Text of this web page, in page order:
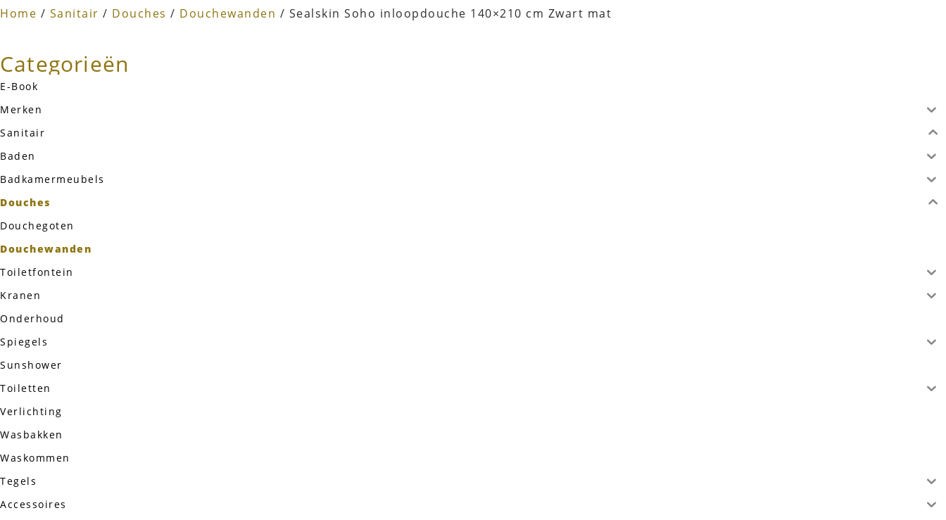
Home / Sanitair / Douches / Douchewanden / Sealskin Soho inloopdouche 140×210 cm Zwart mat
Categorieën
E-Book
Merken
Sanitair
Baden
Badkamermeubels
Douches
Douchegoten
Douchewanden
Toiletfontein
Kranen
Onderhoud
Spiegels
Sunshower
Toiletten
Verlichting
Wasbakken
Waskommen
Tegels
Accessoires